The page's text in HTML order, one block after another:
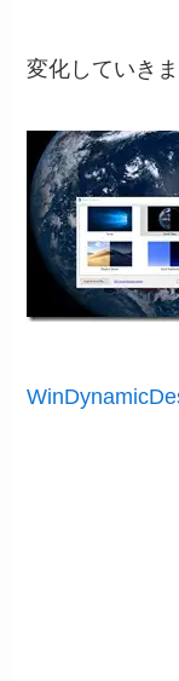
変化していき